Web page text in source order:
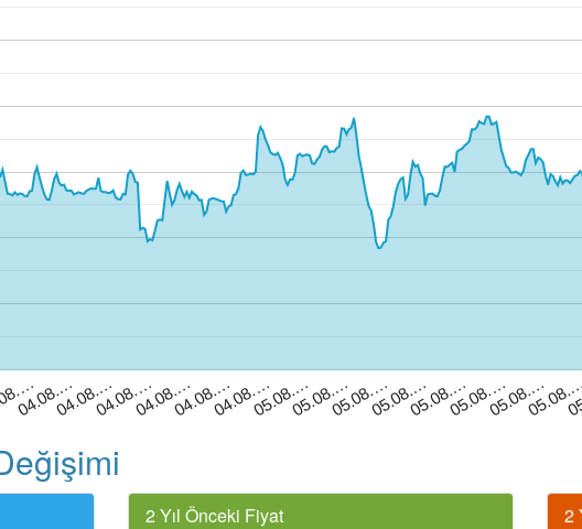
04.08.…04.08.…04.08.…04.08.…04.08.…04.08.…05.08.…05.08.…05.08.…05.08.…05.08.…05.08.…05.08.…
2 Yıl Önceki Fiyat 2